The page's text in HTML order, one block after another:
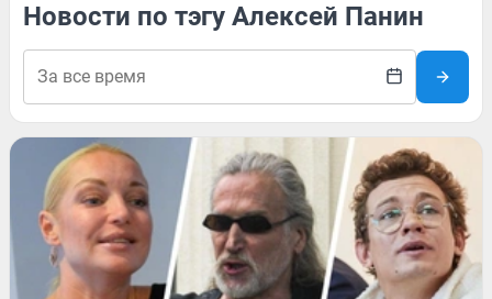
Новости по тэгу Алексей Панин